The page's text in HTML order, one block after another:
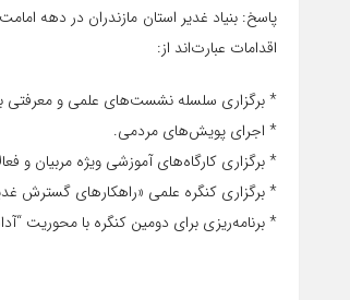
پاسخ: بنیاد غدیر استان مازندران در دهه
اقدامات عبارت‌اند از:
* برگزاری سلسله نشست‌های علمی و معرفتی
* اجرای پویش‌های مردمی.
* برگزاری کارگاه‌های آموزشی ویژه مربیان و
* برگزاری کنگره علمی «راهکارهای گسترش
* برنامه‌ریزی برای دومین کنگره با محوریت “آداب و سنن